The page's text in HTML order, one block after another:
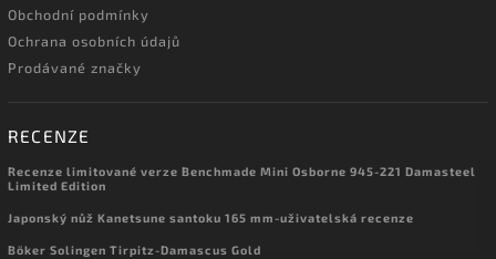
Obchodní podmínky
Ochrana osobních údajů
Prodávané značky
RECENZE
Recenze limitované verze Benchmade Mini Osborne 945-221 Damasteel
Limited Edition
Japonský nůž Kanetsune santoku 165 mm-uživatelská recenze
Böker Solingen Tirpitz-Damascus Gold